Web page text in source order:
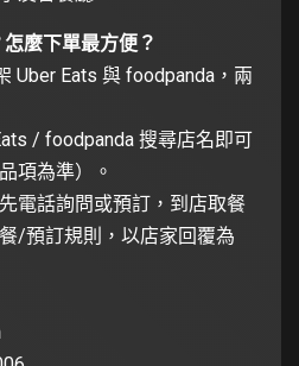
麼下單最方便？
Uber Eats 與 foodpanda，兩
/ foodpanda 搜尋店名即可
項為準）。
電話詢問或預訂，到店取餐
/預訂規則，以店家回覆為